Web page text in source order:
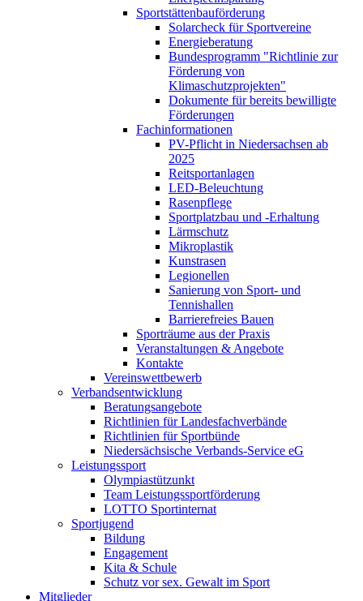
Sportstättenbauförderung
Solarcheck für Sportvereine
Energieberatung
Bundesprogramm "Richtlinie zur
Förderung von
Klimaschutzprojekten"
Dokumente für bereits bewilligte
Förderungen
Fachinformationen
PV-Pflicht in Niedersachsen ab
2025
Reitsportanlagen
LED-Beleuchtung
Rasenpflege
Sportplatzbau und -Erhaltung
Lärmschutz
Mikroplastik
Kunstrasen
Legionellen
Sanierung von Sport- und
Tennishallen
Barrierefreies Bauen
Sporträume aus der Praxis
Veranstaltungen & Angebote
Kontakte
Vereinswettbewerb
Verbandsentwicklung
Beratungsangebote
Richtlinien für Landesfachverbände
Richtlinien für Sportbünde
Niedersächsische Verbands-Service eG
Leistungssport
Olympiastützunkt
Team Leistungssportförderung
LOTTO Sportinternat
Sportjugend
Bildung
Engagement
Kita & Schule
Schutz vor sex. Gewalt im Sport
Mitglieder